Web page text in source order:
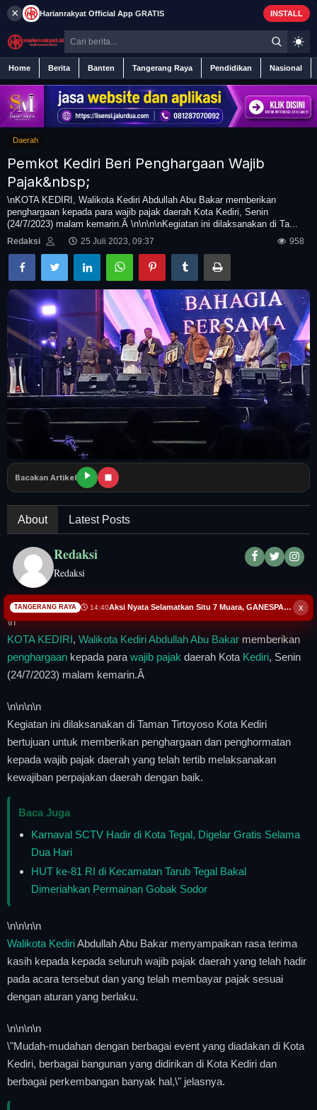
× Harianrakyat Official App GRATIS INSTALL
Home Berita Banten Tangerang Raya Pendidikan Nasional
Home
Berita
Iklan
Tangerang Raya
Pendidikan
Nasional
Daerah
Bogor Raya
Daerah
Pemkot Kediri Beri Penghargaan Wajib
Pajak&nbsp;
\nKOTA KEDIRI, Walikota Kediri Abdullah Abu Bakar memberikan
penghargaan kepada para wajib pajak daerah Kota Kediri, Senin
(24/7/2023) malam kemarin.Â \n\n\n\nKegiatan ini dilaksanakan di Ta...
Redaksi 25 Juli 2023, 09:37 958
Bacakan Artikel
About Latest Posts
Redaksi
Redaksi
\n
KOTA KEDIRI , Walikota Kediri Abdullah Abu Bakar memberikan
penghargaan kepada parawajib pajak daerah Kota Kediri, Senin
(24/7/2023) malam kemarin.Â
\n\n\n\n
Kegiatan ini dilaksanakan di Taman Tirtoyoso Kota Kediri
bertujuan untuk memberikan penghargaan dan penghormatan
kepada wajib pajak daerah yang telah tertib melaksanakan
kewajiban perpajakan daerah dengan baik.
Baca Juga
Karnaval SCTV Hadir di Kota Tegal, Digelar Gratis Selama
Dua Hari
HUT ke-81 RI di Kecamatan Tarub Tegal Bakal
Dimeriahkan Permainan Gobak Sodor
\n\n\n\n
Walikota KediriAbdullah Abu Bakar menyampaikan rasa terima
kasih kepada kepada seluruh wajib pajak daerah yang telah hadir
pada acara tersebut dan yang telah membayar pajak sesuai
dengan aturan yang berlaku.
\n\n\n\n
\"Mudah-mudahan dengan berbagai event yang diadakan di Kota
Kediri, berbagai bangunan yang didirikan di Kota Kediri dan
berbagai perkembangan banyak hal,\" jelasnya.
x
TANGERANG RAYA 14:40 Aksi Nyata Selamatkan Situ 7 Muara, GANESPA Libatkan Karang Taruna dan Komunitas